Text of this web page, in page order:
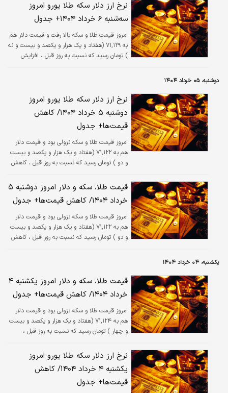
نرخ ارز دلار سکه طلا یورو امروز
سه‌شنبه ۶ خرداد ۱۴۰۴+ جدول
امروز قیمت طلا و سکه بالا رفت و قیمت دلار هم
به ۷۱,۱۲۹ (هفتاد و یک هزار و یکصد و بیست و نه
) تومان رسید که نسبت به روز قبل ، افزایش
دوشنبه، ۰۵ خرداد ۱۴۰۴
نرخ ارز دلار سکه طلا یورو امروز
دوشنبه ۵ خرداد ۱۴۰۴/ کاهش
قیمت‌ها+ جدول
امروز قیمت طلا و سکه نزولی بود و قیمت دلار
هم به ۷۱,۱۲۲ (هفتاد و یک هزار و یکصد و بیست
و دو ) تومان رسید که نسبت به روز قبل ، کاهش
قیمت طلا، سکه و دلار امروز دوشنبه ۵
خرداد ۱۴۰۴/ کاهش قیمت‌ها+ جدول
امروز قیمت طلا و سکه نزولی بود و قیمت دلار
هم به ۷۱,۱۲۲ (هفتاد و یک هزار و یکصد و بیست
و دو ) تومان رسید که نسبت به روز قبل ، کاهش
یکشنبه، ۰۴ خرداد ۱۴۰۴
قیمت طلا، سکه و دلار امروز یکشنبه ۴
خرداد ۱۴۰۴/ کاهش قیمت‌ها+ جدول
امروز قیمت طلا و سکه نزولی بود و قیمت دلار
هم به ۷۱,۱۲۴ (هفتاد و یک هزار و یکصد و بیست
و چهار ) تومان رسید که نسبت به روز قبل ،
نرخ ارز دلار سکه طلا یورو امروز
یکشنبه ۴ خرداد ۱۴۰۴/ کاهش
قیمت‌ها+ جدول